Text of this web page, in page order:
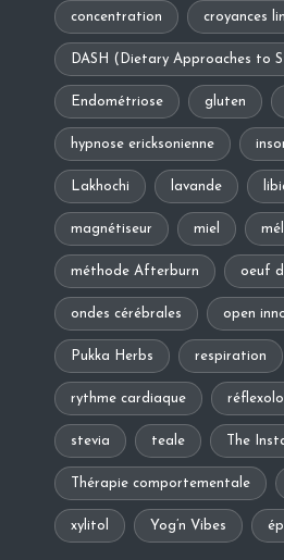
concentration croyances
DASH (Dietary Approaches to
Endométriose gluten
hypnose ericksonienne
Lakhochi lavande
magnétiseur miel
méthode Afterburn oeuf
ondes cérébrales open
Pukka Herbs respiration
rythme cardiaque
stevia teale The
Thérapie comportementale
xylitol Yog’n Vibes